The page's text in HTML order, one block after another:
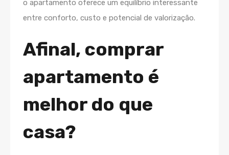
o apartamento oferece um equilíbrio interessante
entre conforto, custo e potencial de valorização.
Afinal, comprar
apartamento é
melhor do que
casa?